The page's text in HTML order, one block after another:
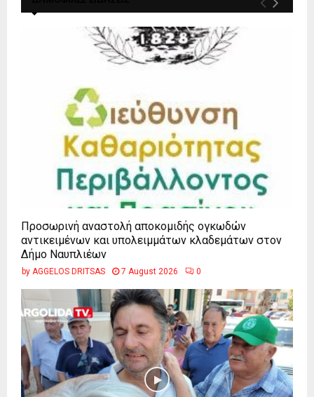
Προσωρινή αναστολή αποκομιδής ογκωδών
αντικειμένων και υπολειμμάτων κλαδεμάτων στον
Δήμο Ναυπλιέων
by AGGELOS DRITSAS 7 August 2026 0